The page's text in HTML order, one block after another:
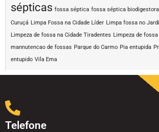
sépticas fossa séptica fossa séptica biodigestora
Curuçá Limpa Fossa na Cidade Líder Limpa fossa no
Limpeza de fossa na Cidade Tiradentes Limpeza de
mannutencao de fossas Parque do Carmo Pia entupida
entupido Vila Ema
Telefone